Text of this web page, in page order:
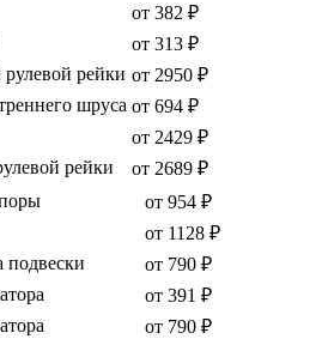
от 382 ₽
от 313 ₽
рейки от 2950 ₽
шруса от 694 ₽
от 2429 ₽
рейки
от 2689 ₽
от 954 ₽
от 1128 ₽
подвески
от 790 ₽
от 391 ₽
от 790 ₽